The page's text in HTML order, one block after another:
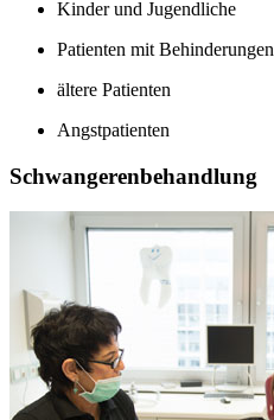
Kinder und Jugendliche
Patienten mit Behinderungen
ältere Patienten
Angstpatienten
Schwangerenbehandlung